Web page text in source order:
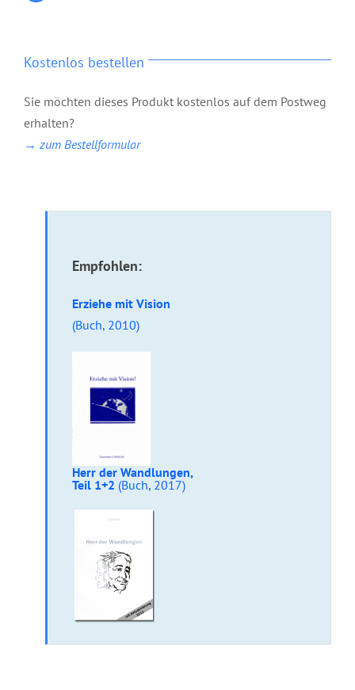
Kostenlos bestellen
Sie möchten dieses Produkt kostenlos auf dem Postweg
erhalten?
→ zum Bestellformular
Empfohlen:
Erziehe mit Vision
(Buch, 2010)
Herr der Wandlungen,
Teil 1+2 (Buch, 2017)